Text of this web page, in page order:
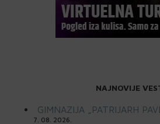
NAJNOVIJE
GIMNAZIJA „PATRIJARH
7. 08. 2026.